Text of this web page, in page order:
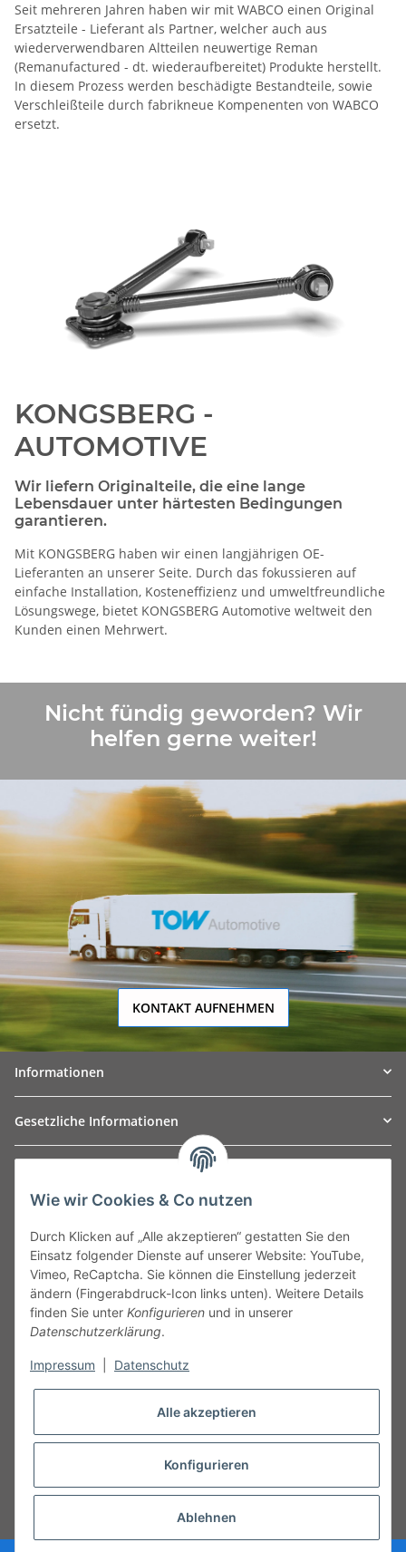
Seit mehreren Jahren haben wir mit WABCO einen Original
Ersatzteile - Lieferant als Partner, welcher auch aus
wiederverwendbaren Altteilen neuwertige Reman
(Remanufactured - dt. wiederaufbereitet) Produkte herstellt.
In diesem Prozess werden beschädigte Bestandteile, sowie
Verschleißteile durch fabrikneue Kompenenten von WABCO
ersetzt.
KONGSBERG -
AUTOMOTIVE
Wir liefern Originalteile, die eine lange
Lebensdauer unter härtesten Bedingungen
garantieren.
Mit KONGSBERG haben wir einen langjährigen OE-
Lieferanten an unserer Seite. Durch das fokussieren auf
einfache Installation, Kosteneffizienz und umweltfreundliche
Lösungswege, bietet KONGSBERG Automotive weltweit den
Kunden einen Mehrwert.
Nicht fündig geworden? Wir
helfen gerne weiter!
KONTAKT AUFNEHMEN
Informationen
Gesetzliche Informationen
Leibnizstraße 2a
Germany
Phone:+49 40 5287270
Fax:+49 40 5281050
Email:sales@tow-automotive.de
* Alle Preise inkl. gesetzlicher USt.
Wie wir Cookies & Co nutzen
Durch Klicken auf „Alle akzeptieren“ gestatten Sie den
Einsatz folgender Dienste auf unserer Website: YouTube,
Vimeo, ReCaptcha. Sie können die Einstellung jederzeit
ändern (Fingerabdruck-Icon links unten). Weitere Details
finden Sie unter Konfigurieren und in unserer
Datenschutzerklärung.
Impressum Datenschutz
Alle akzeptieren
Konfigurieren
Ablehnen